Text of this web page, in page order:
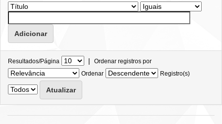
Resultados/Página | Ordenar registros por
Ordenar
Registro(s)